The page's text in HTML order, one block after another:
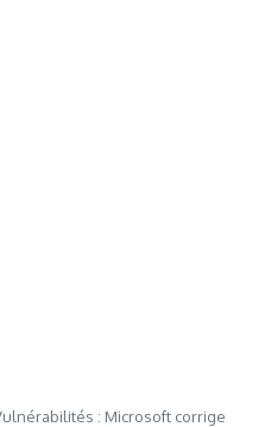
: Microsoft corrige